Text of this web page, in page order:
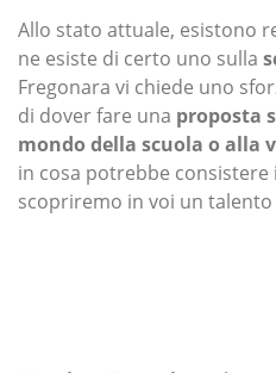
Allo stato attuale, esistono
ne esiste di certo uno sulla
Fregonara vi chiede uno
di dover fare una proposta
mondo della scuola o alla
in cosa potrebbe
scopriremo in voi un